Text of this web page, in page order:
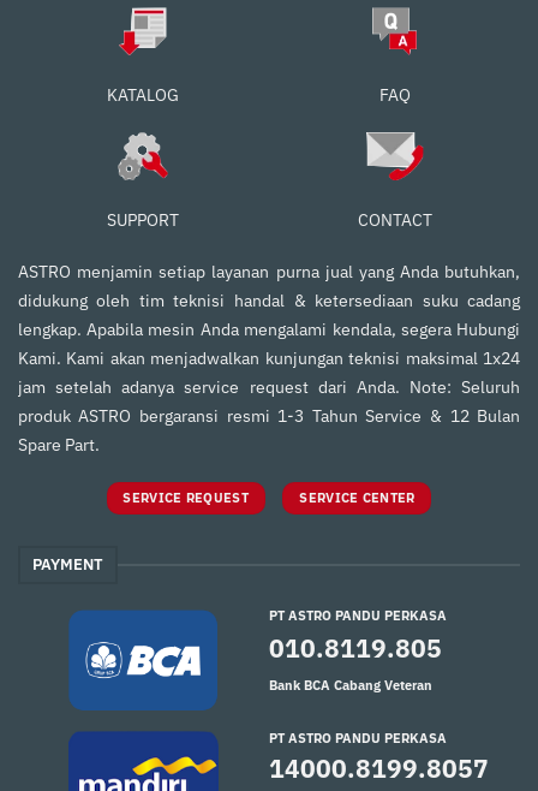
KATALOG FAQ
SUPPORT CONTACT
ASTRO menjamin setiap layanan purna jual yang Anda butuhkan,
didukung oleh tim teknisi handal & ketersediaan suku cadang
lengkap. Apabila mesin Anda mengalami kendala, segera Hubungi
Kami. Kami akan menjadwalkan kunjungan teknisi maksimal 1x24
jam setelah adanya service request dari Anda. Note: Seluruh
produk ASTRO bergaransi resmi 1-3 Tahun Service & 12 Bulan
Spare Part.
SERVICE REQUEST SERVICE CENTER
PAYMENT
PT ASTRO PANDU PERKASA
010.8119.805
Bank BCA Cabang Veteran
PT ASTRO PANDU PERKASA
14000.8199.8057